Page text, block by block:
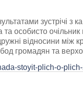
зустрічі з
особисто
відносини між
громадян та
stoyit-plich-o-